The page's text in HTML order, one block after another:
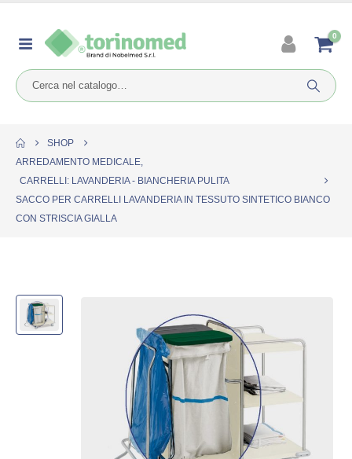
0
SHOP
ARREDAMENTO MEDICALE,
CARRELLI: LAVANDERIA - BIANCHERIA PULITA
SACCO PER CARRELLI LAVANDERIA IN TESSUTO SINTETICO BIANCO
CON STRISCIA GIALLA